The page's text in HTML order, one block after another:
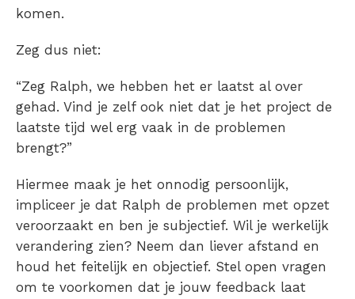
komen.
Zeg dus niet:
“Zeg Ralph, we hebben het er laatst al over
gehad. Vind je zelf ook niet dat je het project de
laatste tijd wel erg vaak in de problemen
brengt?”
Hiermee maak je het onnodig persoonlijk,
impliceer je dat Ralph de problemen met opzet
veroorzaakt en ben je subjectief. Wil je werkelijk
verandering zien? Neem dan liever afstand en
houd het feitelijk en objectief. Stel open vragen
om te voorkomen dat je jouw feedback laat